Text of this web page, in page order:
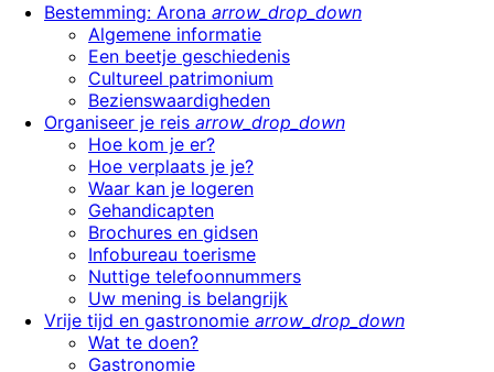
Bestemming: Arona arrow_drop_down
Algemene informatie
Een beetje geschiedenis
Cultureel patrimonium
Bezienswaardigheden
Organiseer je reis arrow_drop_down
Hoe kom je er?
Hoe verplaats je je?
Waar kan je logeren
Gehandicapten
Brochures en gidsen
Infobureau toerisme
Nuttige telefoonnummers
Uw mening is belangrijk
Vrije tijd en gastronomie arrow_drop_down
Wat te doen?
Gastronomie